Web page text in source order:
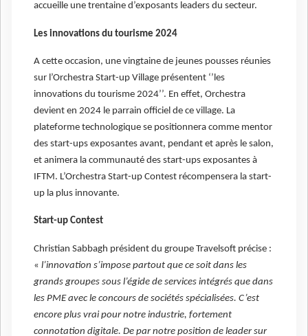
accueille une trentaine d’exposants leaders du secteur.
Les innovations du tourisme 2024
A cette occasion, une vingtaine de jeunes pousses réunies
sur l’Orchestra Start-up Village présentent ‘’les
innovations du tourisme 2024’’. En effet, Orchestra
devient en 2024 le parrain officiel de ce village. La
plateforme technologique se positionnera comme mentor
des start-ups exposantes avant, pendant et après le salon,
et animera la communauté des start-ups exposantes à
IFTM. L’Orchestra Start-up Contest récompensera la start-
up la plus innovante.
Start-up Contest
Christian Sabbagh président du groupe Travelsoft précise :
« l’innovation s’impose partout que ce soit dans les
grands groupes sous l’égide de services intégrés que dans
les PME avec le concours de sociétés spécialisées. C’est
encore plus vrai pour notre industrie, fortement
connotation digitale. De par notre position de leader sur